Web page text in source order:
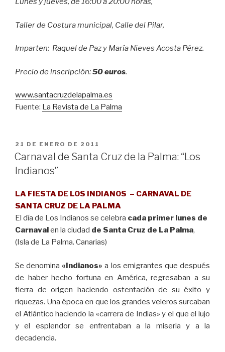
Taller de Costura municipal, Calle del Pilar,
Imparten: Raquel de Paz y María Nieves Acosta Pérez.
Precio de inscripción:50 euros.
www.santacruzdelapalma.es
Fuente: La Revista de La Palma
PUBLICADO
EL
21 DE ENERO DE 2011
Carnaval de Santa Cruz de la Palma: “Los
Indianos”
LA FIESTA DE LOS INDIANOS – CARNAVAL DE
SANTA CRUZ DE LA PALMA
El día de Los Indianos se celebra cada primer lunes de
Carnavalen la ciudad de Santa Cruz de La Palma,
(Isla de La Palma. Canarias)
Se denomina «Indianos» a los emigrantes que después
de haber hecho fortuna en América, regresaban a su
tierra de origen haciendo ostentación de su éxito y
riquezas. Una época en que los grandes veleros surcaban
el Atlántico haciendo la «carrera de Indias» y el que el lujo
y el esplendor se enfrentaban a la miseria y a la
decadencia.